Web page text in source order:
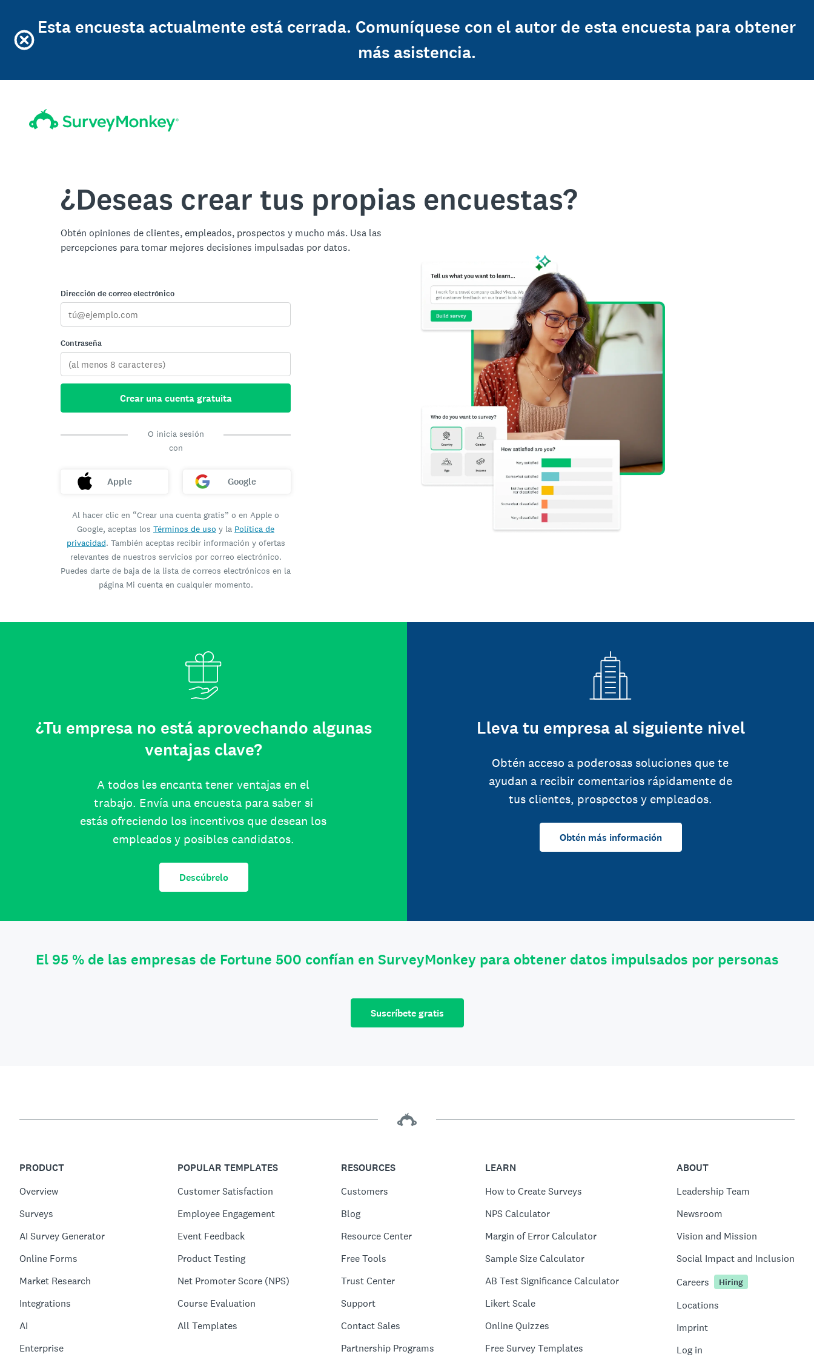
Esta encuesta actualmente está cerrada. Comuníquese con el autor de esta encuesta para obtener
más asistencia.
¿Deseas crear tus propias encuestas?
Obtén opiniones de clientes, empleados, prospectos y mucho más. Usa las
percepciones para tomar mejores decisiones impulsadas por datos.
Dirección de correo electrónico
Contraseña
Crear una cuenta gratuita
O inicia sesión
con
Apple Google
Al hacer clic en “Crear una cuenta gratis” o en Apple o
Google, aceptas los Términos de uso y la Política de
privacidad. También aceptas recibir información y ofertas
relevantes de nuestros servicios por correo electrónico.
Puedes darte de baja de la lista de correos electrónicos en la
página Mi cuenta en cualquier momento.
¿Tu empresa no está aprovechando algunas
ventajas clave?
A todos les encanta tener ventajas en el
trabajo. Envía una encuesta para saber si
estás ofreciendo los incentivos que desean los
empleados y posibles candidatos.
Descúbrelo
Lleva tu empresa al siguiente nivel
Obtén acceso a poderosas soluciones que te
ayudan a recibir comentarios rápidamente de
tus clientes, prospectos y empleados.
Obtén más información
El 95 % de las empresas de Fortune 500 confían en SurveyMonkey para obtener datos impulsados por personas
Suscríbete gratis
PRODUCT
Overview
Surveys
AI Survey Generator
Online Forms
Market Research
Integrations
AI
Enterprise
POPULAR TEMPLATES
Customer Satisfaction
Employee Engagement
Event Feedback
Product Testing
Net Promoter Score (NPS)
Course Evaluation
All Templates
RESOURCES
Customers
Blog
Resource Center
Free Tools
Trust Center
Support
Contact Sales
Partnership Programs
LEARN
How to Create Surveys
NPS Calculator
Margin of Error Calculator
Sample Size Calculator
AB Test Significance Calculator
Likert Scale
Online Quizzes
Free Survey Templates
ABOUT
Leadership Team
Newsroom
Vision and Mission
Social Impact and Inclusion
Careers
Hiring
Locations
Imprint
Log in